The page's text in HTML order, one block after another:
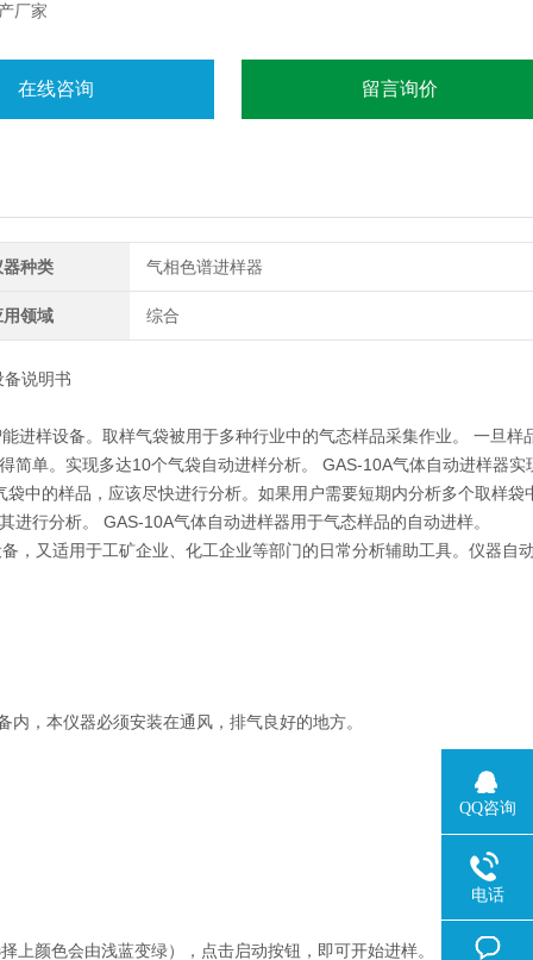
厂家
在线咨询 留言询价
器种类 气相色谱进样器
用领域 综合
备说明书
进样设备。取样气袋被用于多种行业中的气态样品采集作业。 一旦样
单。实现多达10个气袋自动进样分析。 GAS-10A气体自动进样器实
中的样品，应该尽快进行分析。如果用户需要短期内分析多个取样袋
行分析。 GAS-10A气体自动进样器用于气态样品的自动进样。
，又适用于工矿企业、化工企业等部门的日常分析辅助工具。仪器自
，本仪器必须安装在通风，排气良好的地方。
颜色会由浅蓝变绿），点击启动按钮，即可开始进样。
QQ咨询
电话